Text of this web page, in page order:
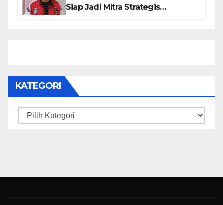
Siap Jadi Mitra Strategis
KATEGORI
Kategori